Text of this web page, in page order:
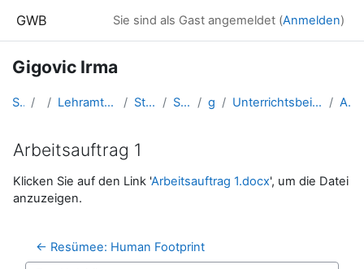
GWB Sie sind als Gast angemeldet (Anmelden)
Gigovic Irma
Startseite Kurse Lehramtsausbildung GW im Cluster Österreich Mitte Studentische Lernkurse Studienbeginn 2019 gigovic.irma Unterrichtsbeispiel zur Kartenarbeit: Raumordnung und -nutzung einer Stadt Arbeitsauftrag 1
Arbeitsauftrag 1
Abschlussbedingungen
Klicken Sie auf den Link 'Arbeitsauftrag 1.docx', um die Datei
anzuzeigen.
← Resümee: Human Footprint